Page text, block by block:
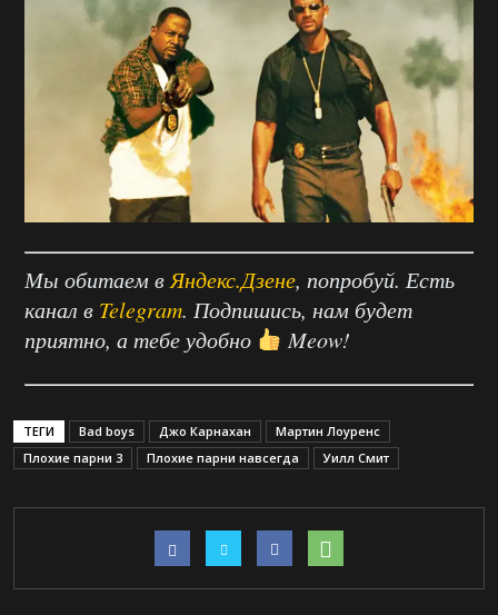
Мы обитаем в Яндекс.Дзене, попробуй. Есть
канал в Telegram. Подпишись, нам будет
приятно, а тебе удобно
Meow!
ТЕГИ Bad boys Джо Карнахан
Мартин Лоуренс
Плохие парни 3
Плохие парни навсегда Уилл Смит